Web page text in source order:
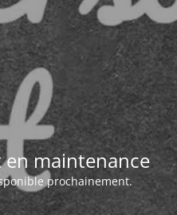
maintenance
prochainement.